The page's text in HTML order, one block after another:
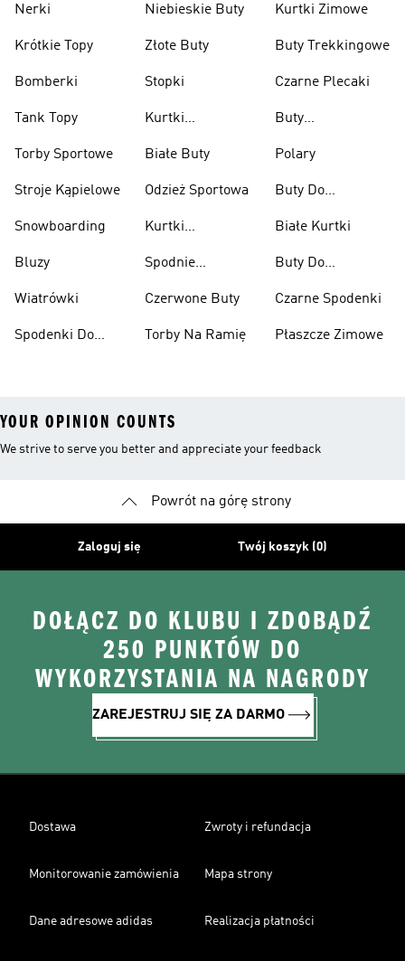
Nerki
Krótkie Topy
Bomberki
Tank Topy
Torby Sportowe
Stroje Kąpielowe
Snowboarding
Bluzy
Wiatrówki
Spodenki Do
Niebieskie Buty
Złote Buty
Stopki
Kurtki
Białe Buty
Odzież Sportowa
Kurtki
Spodnie
Czerwone Buty
Torby Na Ramię
Kurtki Zimowe
Buty Trekkingowe
Czarne Plecaki
Buty
Polary
Buty Do
Ciężarów
Białe Kurtki
Buty Do
Czarne Spodenki
Płaszcze Zimowe
YOUR OPINION COUNTS
We strive to serve you better and appreciate your feedback
Powrót na górę strony
Zaloguj się Twój koszyk (0)
DOŁĄCZ DO KLUBU I ZDOBĄDŹ
250 PUNKTÓW DO
WYKORZYSTANIA NA NAGRODY
ZAREJESTRUJ SIĘ ZA DARMO
Dostawa Zwroty i refundacja
Monitorowanie zamówienia Mapa strony
Dane adresowe adidas Realizacja płatności